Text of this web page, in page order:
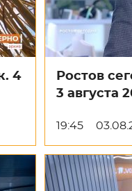
4
Ростов
3 августа
19:45